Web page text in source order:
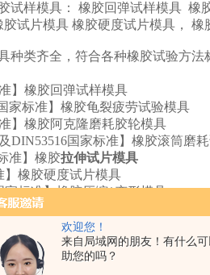
欢迎您！
来自局域网的朋友！有什么
助您的吗？
试样模具： 橡胶回弹试样模具 橡
橡胶试片模具 橡胶硬度试片
种类齐全，符合各种橡胶试验方法
】橡胶回弹试样模具
家标准】橡胶龟裂疲劳试验模具
】橡胶阿克隆磨耗胶轮模具
DIN53516国家标准】橡胶滚筒磨
准】橡胶拉伸试片模具
】橡胶硬度试片模具
家标准】橡胶压缩*变形模具